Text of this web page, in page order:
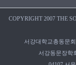
COPYRIGHT 2007 THE
서강대학교총동문
서강동문장학